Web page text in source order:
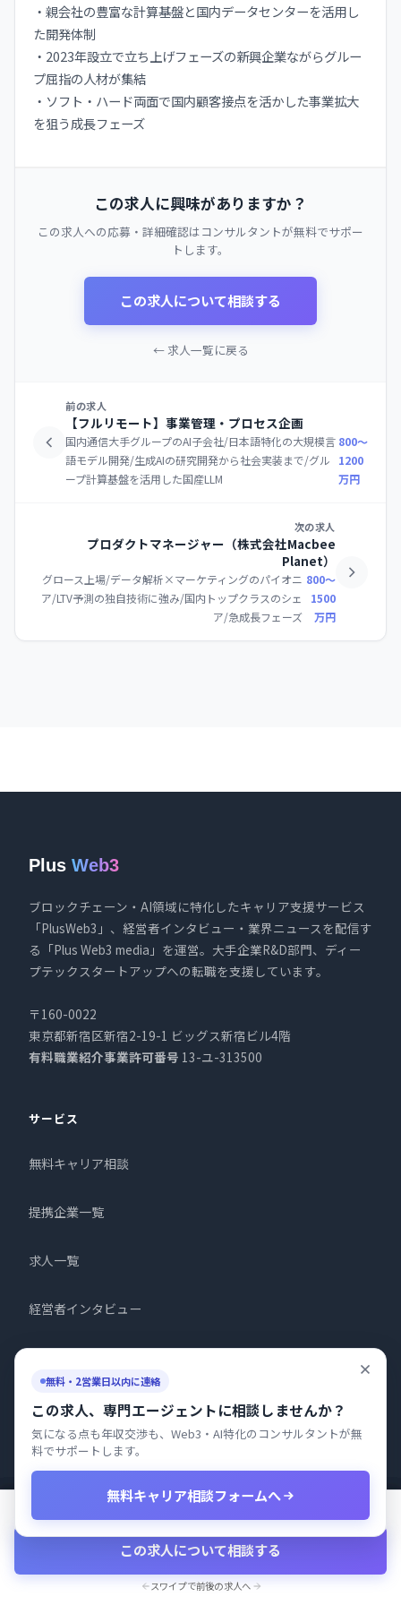
この求人について相談する
スワイプで前後の求人へ
無料・2営業日以内に連絡
この求人、専門エージェントに相談しませんか？
気になる点も年収交渉も、Web3・AI特化のコンサルタントが無
料でサポートします。
無料キャリア相談フォームへ
この求人について相談する
スワイプで前後の求人へ
この求人について相談する
スワイプで前後の求人へ
・親会社の豊富な計算基盤と国内データセンターを活用し
た開発体制
・2023年設立で立ち上げフェーズの新興企業ながらグルー
プ屈指の人材が集結
・ソフト・ハード両面で国内顧客接点を活かした事業拡大
を狙う成長フェーズ
この求人に興味がありますか？
この求人への応募・詳細確認はコンサルタントが無料でサポー
トします。
この求人について相談する
← 求人一覧に戻る
前の求人
【フルリモート】事業管理・プロセス企画
国内通信大手グループのAI子会社/日本語特化の大規模言
語モデル開発/生成AIの研究開発から社会実装まで/グル
ープ計算基盤を活用した国産LLM
800〜
1200
万円
次の求人
プロダクトマネージャー（株式会社Macbee
Planet）
グロース上場/データ解析×マーケティングのパイオニ
ア/LTV予測の独自技術に強み/国内トップクラスのシェ
ア/急成長フェーズ
800〜
1500
万円
この求人について相談する
スワイプで前後の求人へ
Plus Web3
ブロックチェーン・AI領域に特化したキャリア支援サービス
「PlusWeb3」、経営者インタビュー・業界ニュースを配信す
る「Plus Web3 media」を運営。大手企業R&D部門、ディー
プテックスタートアップへの転職を支援しています。
〒160-0022
東京都新宿区新宿2-19-1 ビッグス新宿ビル4階
有料職業紹介事業許可番号 13-ユ-313500
サービス
無料キャリア相談
提携企業一覧
求人一覧
経営者インタビュー
キャリア記事
記事掲載のご案内
人材紹介サービスのご利用はこちら
会社情報